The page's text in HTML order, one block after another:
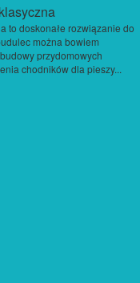
to doskonałe rozwiązanie do
można bowiem
przydomowych
chodników dla pieszy...